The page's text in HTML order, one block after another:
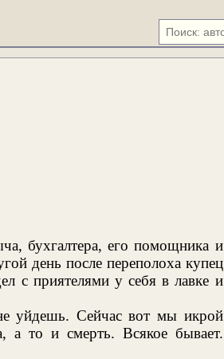
бухгалтера, его помощника и
день после переполоха купец
с приятелями у себя в лавке и
уйдешь. Сейчас вот мы икрой
а то и смерть. Всякое бывает.